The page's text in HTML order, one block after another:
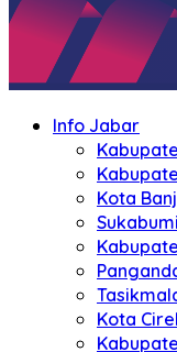
Info Jabar
Kota
Sukabumi
Kota